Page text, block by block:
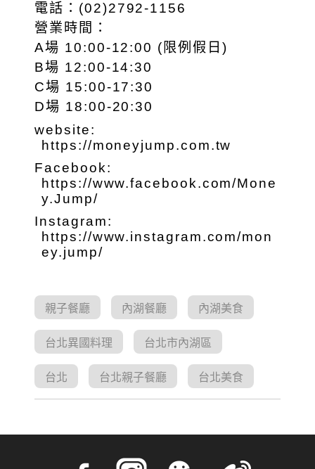
電話：(02)2792-1156
營業時間：
A場 10:00-12:00 (限例假日)
B場 12:00-14:30
C場 15:00-17:30
D場 18:00-20:30
website:
https://moneyjump.com.tw
Facebook:
https://www.facebook.com/Mone
y.Jump/
Instagram:
https://www.instagram.com/mon
ey.jump/
親子餐廳 內湖餐廳 內湖美食
台北異國料理 台北市內湖區
台北 台北親子餐廳 台北美食